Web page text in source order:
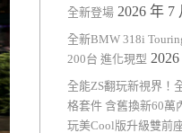
全新登場 2026 年 7
全新BMW 318i
200台 進化現型
全能ZS翻玩新視界！
格套件 含舊換新60萬
玩美Cool版升級雙前